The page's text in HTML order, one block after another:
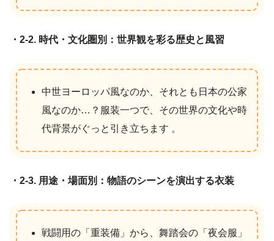
・2-2. 時代・文化圏別：世界観を彩る歴史と風習
中世ヨーロッパ風なのか、それとも日本の公家
風なのか…？服装一つで、その世界の文化や時
代背景がぐっと引き立ちます 。
・2-3. 用途・場面別：物語のシーンを演出する衣装
戦闘用の「重装備」から、舞踏会の「夜会服」